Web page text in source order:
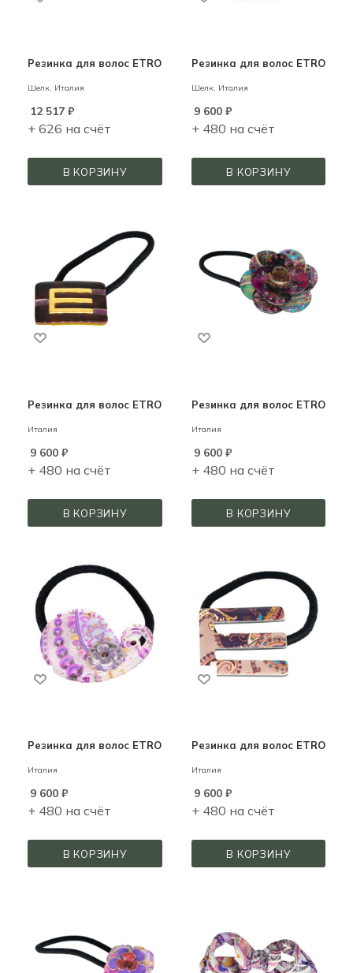
Резинка для волос ETRO
Шелк, Италия
12 517 ₽
+ 626 на счёт
В КОРЗИНУ
Резинка для волос ETRO
Шелк, Италия
9 600₽
+ 480 на счёт
В КОРЗИНУ
Резинка для волос ETRO
Италия
9 600 ₽
+ 480 на счёт
В КОРЗИНУ
Резинка для волос ETRO
Италия
9 600₽
+ 480 на счёт
В КОРЗИНУ
Резинка для волос ETRO
Италия
9 600 ₽
+ 480 на счёт
В КОРЗИНУ
Резинка для волос ETRO
Италия
9 600₽
+ 480 на счёт
В КОРЗИНУ